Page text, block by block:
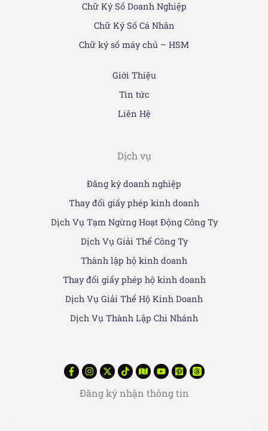
Chữ Ký Số Doanh Nghiệp
Chữ Ký Số Cá Nhân
Chữ ký số máy chủ – HSM
Giới Thiệu
Tin tức
Liên Hệ
Dịch vụ
Đăng ký doanh nghiệp
Thay đổi giấy phép kinh doanh
Dịch Vụ Tạm Ngừng Hoạt Động Công Ty
Dịch Vụ Giải Thể Công Ty
Thành lập hộ kinh doanh
Thay đổi giấy phép hộ kinh doanh
Dịch Vụ Giải Thể Hộ Kinh Doanh
Dịch Vụ Thành Lập Chi Nhánh
Đăng ký nhận thông tin